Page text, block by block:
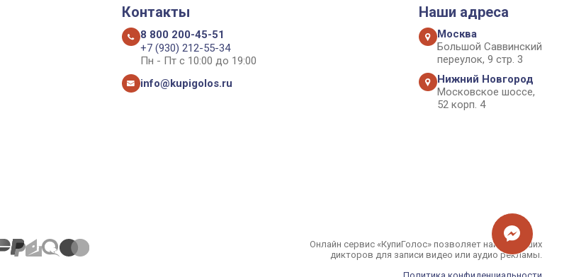
Контакты
8 800 200-45-51
+7 (930) 212-55-34
Пн - Пт с 10:00 до 19:00
info@kupigolos.ru
Наши адреса
Москва
Большой Саввинский
переулок, 9 стр. 3
Нижний Новгород
Московское шоссе,
52 корп. 4
Онлайн сервис «КупиГолос» позволяет найти лучших
дикторов для записи видео или аудио рекламы.